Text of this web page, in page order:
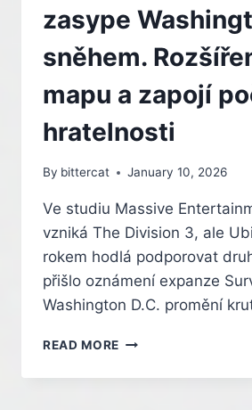
NOVINKY
zasype
sněhem.
mapu a zapojí
hratelnosti
By bittercat January 10, 2026
Ve studiu Massive
vzniká The Division 3, ale
rokem hodlá podporovat
přišlo oznámení expanze
Washington D.C. promění
READ MORE THE
2: